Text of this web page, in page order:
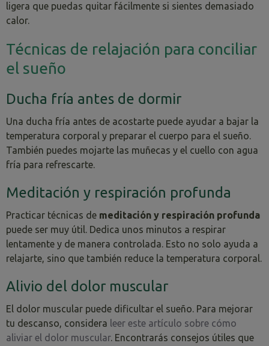
ligera que puedas quitar fácilmente si sientes demasiado
calor.
Técnicas de relajación para conciliar
el sueño
Ducha fría antes de dormir
Una ducha fría antes de acostarte puede ayudar a bajar la
temperatura corporal y preparar el cuerpo para el sueño.
También puedes mojarte las muñecas y el cuello con agua
fría para refrescarte.
Meditación y respiración profunda
Practicar técnicas de meditación y respiración profunda
puede ser muy útil. Dedica unos minutos a respirar
lentamente y de manera controlada. Esto no solo ayuda a
relajarte, sino que también reduce la temperatura corporal.
Alivio del dolor muscular
El dolor muscular puede dificultar el sueño. Para mejorar
tu descanso, considera leer este artículo sobre cómo
aliviar el dolor muscular. Encontrarás consejos útiles que